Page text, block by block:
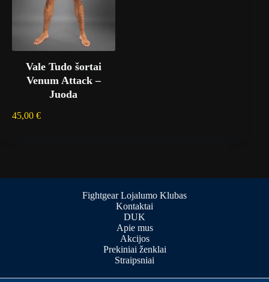
Vale Tudo šortai
Venum Attack –
Juoda
45,00 €
Fightgear Lojalumo Klubas
Kontaktai
DUK
Apie mus
Akcijos
Prekiniai ženklai
Straipsniai